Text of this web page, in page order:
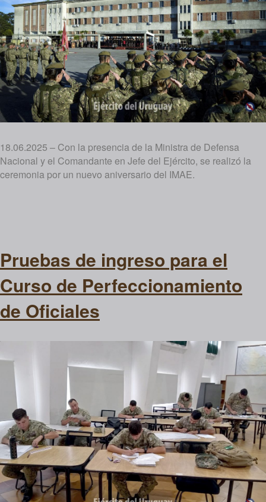
18.06.2025 – Con la presencia de la Ministra de Defensa
Nacional y el Comandante en Jefe del Ejército, se realizó la
ceremonia por un nuevo aniversario del IMAE.
Pruebas de ingreso para el
Curso de Perfeccionamiento
de Oficiales